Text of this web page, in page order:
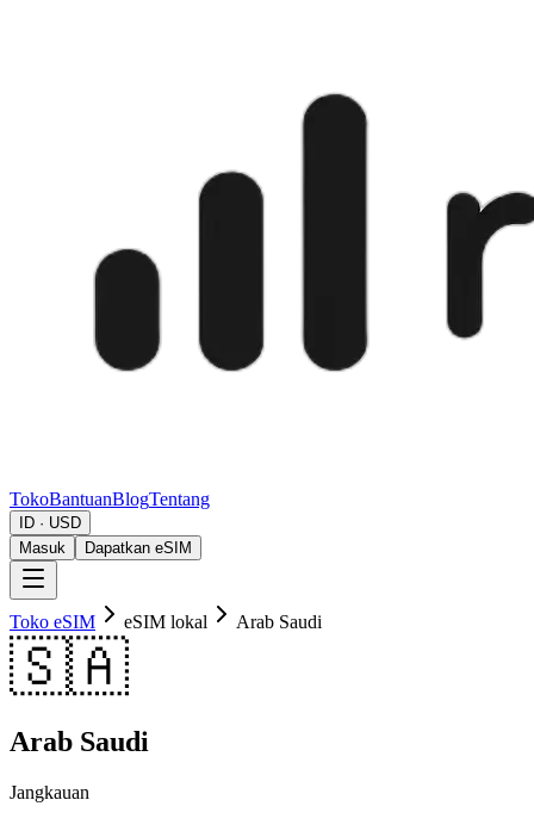
TokoBantuanBlogTentang
ID · USD
Masuk
Dapatkan eSIM
Toko eSIM eSIM lokal Arab Saudi
🇸🇦
Arab Saudi
Jangkauan